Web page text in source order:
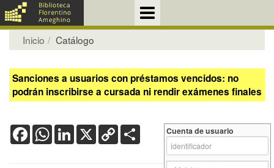
Inicio Catálogo
Sanciones a usuarios con préstamos vencidos: no
podrán inscribirse a cursada ni rendir exámenes finales
FacebookWhatsApp
LinkedIn
X Copy
Link
Cuenta de usuario